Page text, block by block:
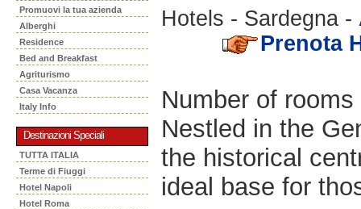
Promuovi la tua azienda
Alberghi
Residence
Bed and Breakfast
Agriturismo
Casa Vacanza
Italy Info
Destinazioni Speciali
TUTTA ITALIA
Terme di Fiuggi
Hotel Napoli
Hotel Roma
Hotels - Sardegna -
Prenota
Number of rooms
Nestled in the
the historical
ideal base for